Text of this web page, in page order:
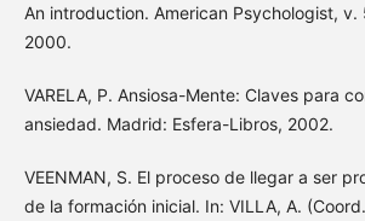
An introduction. American Psychologist, v.
2000.
VARELA, P. Ansiosa-Mente: Claves para
ansiedad. Madrid: Esfera-Libros, 2002.
VEENMAN, S. El proceso de llegar a ser
de la formación inicial. In: VILLA, A.